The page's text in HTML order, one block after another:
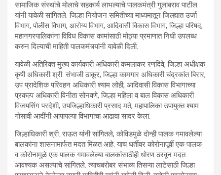
सामाजिक संस्थांचे मोलाचे सहकार्य लाभल्याचे पालकमंत्री गुलाबराव पाटील
यांनी यावेळी सांगितले. जिल्हा नियोजन समितीच्या माध्यमातून जिल्ह्यात उर्जा
विभाग, पोलीस विभाग, आरोग्य विभाग, आदिवासी विकास विभाग, जिल्हा परिषद,
महानगरपालिकांना विविध विकास कामांसाठी मोठ्या प्रमाणात निधी उपलब्ध
करुन दिल्याची माहिती पालकमंत्र्यांनी यावेळी दिली.
यावेळी अतिरिक्त मुख्य कार्यकारी अधिकारी कमलाकर रणदिवे, जिल्हा अधीक्षक
कृषी अधिकारी श्री. संभाजी ठाकूर, जिल्हा कामगार अधिकारी चंद्रकांत बिरार,
उप प्रादेशिक परिवहन अधिकारी श्याम लोही, आदिवासी विकास विभागाच्या
प्रकल्प अधिकारी विनीता सोनवणे, जिल्हा महिला व बाल विकास अधिकारी
विजयसिंग परदेशी, उपजिल्हाधिकारी प्रसाद मते, महापालिका उपायुक्त श्याम
गोसावी आदींनी आपापल्या विभागांचा आढावा सादर केला.
जिल्हाधिकारी श्री. राऊत यांनी सांगितले, कोविडमुळे दोन्ही पालक गमावलेल्या
बालकांना शासनामार्फत मदत मिळत आहे. याच धर्तीवर कोरोनापूर्वी एक पालक
व कोरोनामुळे एक पालक गमावलेल्या बालकांसाठीही धोरण ठरवून मदत
आवश्यक असल्याचे सांगितले. त्याचबरोबर संभाव्य तिसऱ्या लाटेसाठी जिल्हा